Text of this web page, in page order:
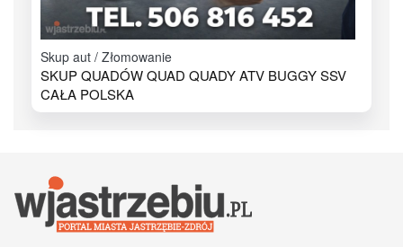
Skup aut / Złomowanie
SKUP QUADÓW QUAD QUADY ATV BUGGY SSV
CAŁA POLSKA